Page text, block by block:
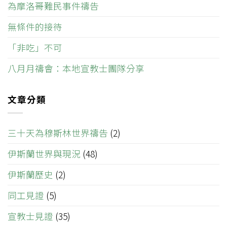
為摩洛哥難民事件禱告
無條件的接待
「非吃」不可
八月月禱會：本地宣教士團隊分享
文章分類
三十天為穆斯林世界禱告 (2)
伊斯蘭世界與現況 (48)
伊斯蘭歷史 (2)
同工見證 (5)
宣教士見證 (35)